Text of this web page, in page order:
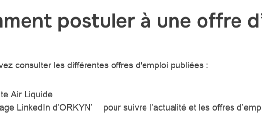
postuler à une offre
consulter les différentes offres d'emploi publiées :
Air Liquide
LinkedIn d’ORKYN’ pour suivre l’actualité et les offres